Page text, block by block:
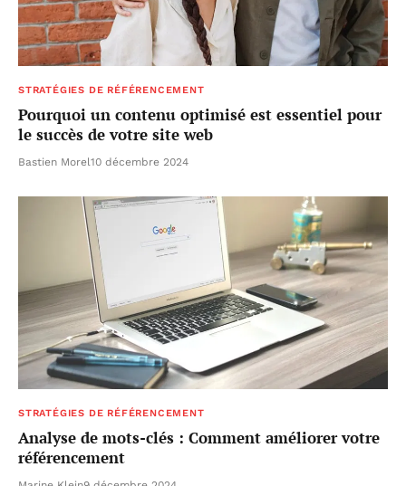
STRATÉGIES DE RÉFÉRENCEMENT
Pourquoi un contenu optimisé est essentiel pour
le succès de votre site web
Bastien Morel10 décembre 2024
STRATÉGIES DE RÉFÉRENCEMENT
Analyse de mots-clés : Comment améliorer votre
référencement